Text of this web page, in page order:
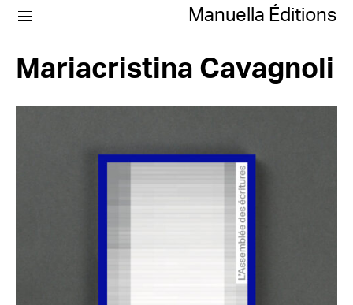
Manuella Éditions
Mariacristina Cavagnoli